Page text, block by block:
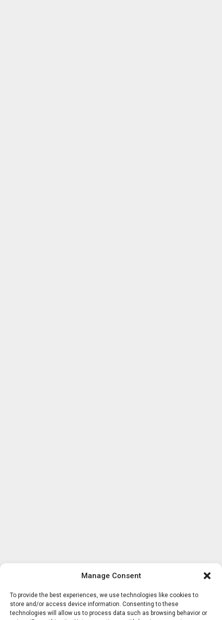
Manage Consent
To provide the best experiences, we use technologies like cookies to
store and/or access device information. Consenting to these
technologies will allow us to process data such as browsing behavior or